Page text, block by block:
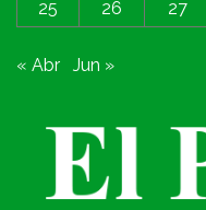
25
26 27
« Abr Jun »